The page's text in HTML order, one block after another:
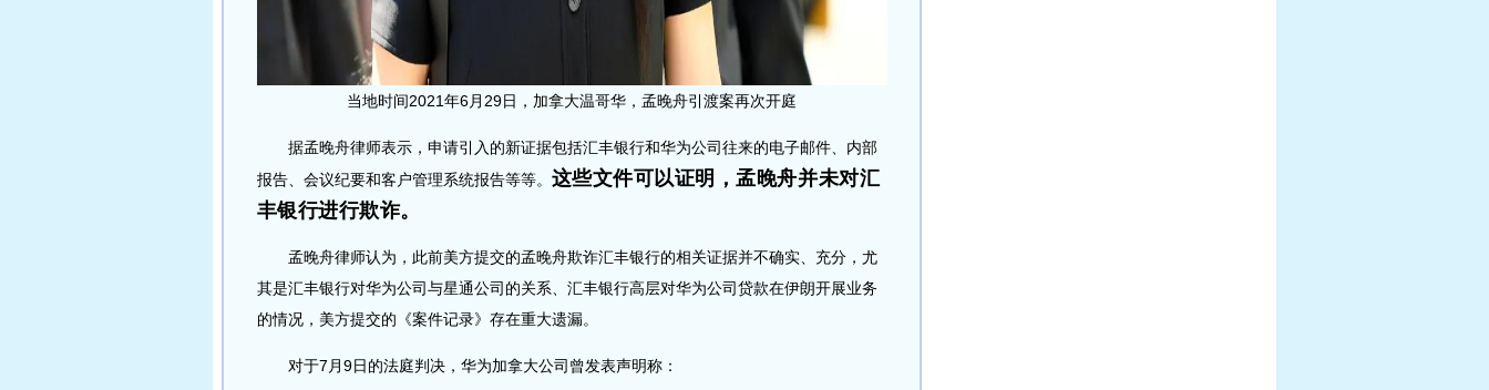
当地时间2021年6月29日，加拿大温哥华，孟晚舟引渡案再次开庭
据孟晚舟律师表示，申请引入的新证据包括汇丰银行和华为公司往来的电子邮件、内部
报告、会议纪要和客户管理系统报告等等。 这些文件可以证明，孟晚舟并未对汇
丰银行进行欺诈。
孟晚舟律师认为，此前美方提交的孟晚舟欺诈汇丰银行的相关证据并不确实、充分，尤
其是汇丰银行对华为公司与星通公司的关系、汇丰银行高层对华为公司贷款在伊朗开展业务
的情况，美方提交的《案件记录》存在重大遗漏。
对于7月9日的法庭判决，华为加拿大公司曾发表声明称：